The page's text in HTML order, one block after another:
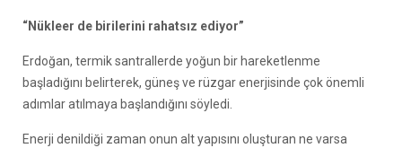
“Nükleer de birilerini rahatsız ediyor”
Erdoğan, termik santrallerde yoğun bir hareketlenme
başladığını belirterek, güneş ve rüzgar enerjisinde çok önemli
adımlar atılmaya başlandığını söyledi.
Enerji denildiği zaman onun alt yapısını oluşturan ne varsa